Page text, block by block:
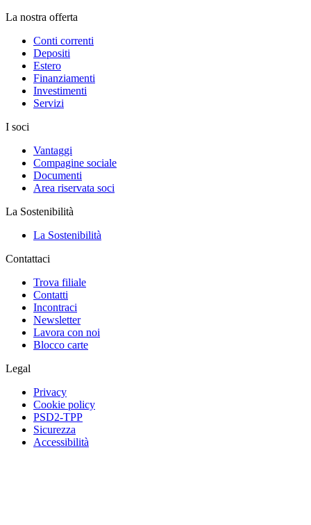
La nostra offerta
Conti correnti
Depositi
Estero
Finanziamenti
Investimenti
Servizi
I soci
Vantaggi
Compagine sociale
Documenti
Area riservata soci
La Sostenibilità
La Sostenibilità
Contattaci
Trova filiale
Contatti
Incontraci
Newsletter
Lavora con noi
Blocco carte
Legal
Privacy
Cookie policy
PSD2-TPP
Sicurezza
Accessibilità